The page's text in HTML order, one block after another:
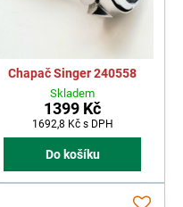
Chapač Singer 240558
Skladem
1399 Kč
1692,8 Kč s DPH
Do košíku